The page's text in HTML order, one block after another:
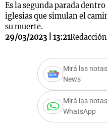
Es la segunda parada
iglesias que simulan el
su muerte.
29/03/2023 | 13:21
Mirá las
News
Mirá las
WhatsApp